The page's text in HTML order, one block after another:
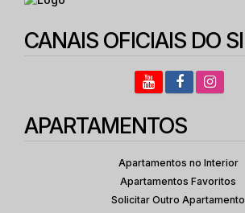
CANAIS OFICIAIS DO SI
APARTAMENTOS
Apartamentos no Interior
Apartamentos Favoritos
Solicitar Outro Apartamento